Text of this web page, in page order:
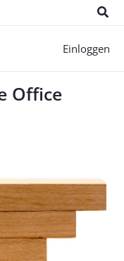
Einloggen
Office